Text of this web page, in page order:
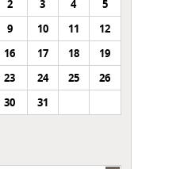
2 3 4
5
9 10 11
12
16 17 18
19
23 24 25
26
30 31